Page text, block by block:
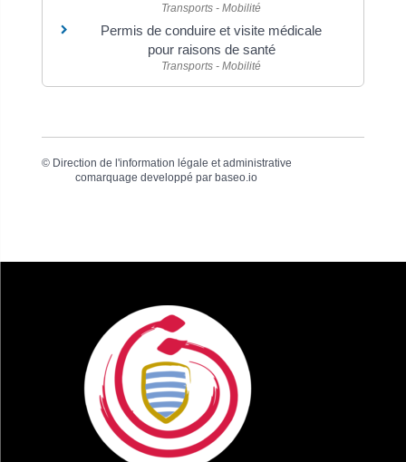
Transports - Mobilité
Permis de conduire et visite médicale
pour raisons de santé
Transports - Mobilité
© Direction de l'information légale et administrative
comarquage developpé parbaseo.io